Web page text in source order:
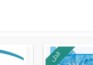
الحل